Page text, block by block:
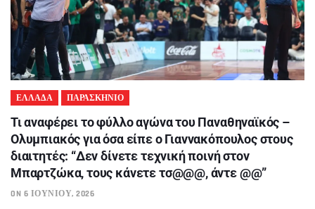
ΕΛΛΑΔΑ ΠΑΡΑΣΚΗΝΙΟ
Τι αναφέρει το φύλλο αγώνα του Παναθηναϊκός –
Ολυμπιακός για όσα είπε ο Γιαννακόπουλος στους
διαιτητές: “Δεν δίνετε τεχνική ποινή στον
Μπαρτζώκα, τους κάνετε τσ@@@, άντε @@”
ON 6 ΙΟΥΝΊΟΥ, 2026